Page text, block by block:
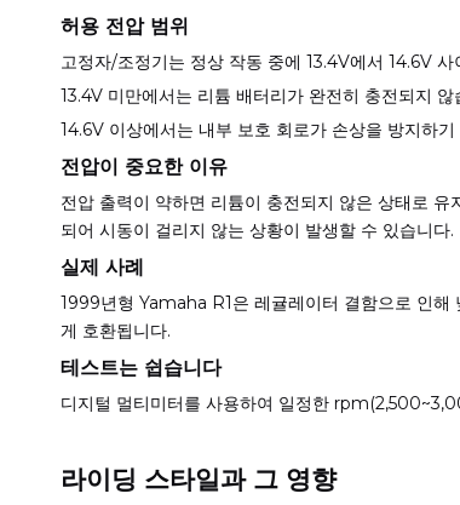
허용 전압 범위
고정자/조정기는 정상 작동 중에 13.4V에서 14.6V 사
13.4V 미만에서는 리튬 배터리가 완전히 충전되지 않
14.6V 이상에서는 내부 보호 회로가 손상을 방지하
전압이 중요한 이유
전압 출력이 약하면 리튬이 충전되지 않은 상태로
되어 시동이 걸리지 않는 상황이 발생할 수 있습니다.
실제 사례
1999년형 Yamaha R1은 레귤레이터 결함으로 인해
게 호환됩니다.
테스트는 쉽습니다
디지털 멀티미터를 사용하여 일정한
라이딩 스타일과 그 영향